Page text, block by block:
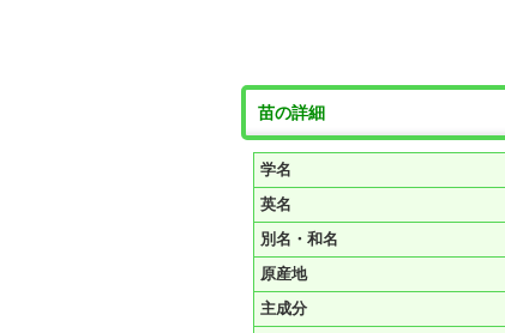
苗の詳細
学名
英名
別名・和名
原産地
主成分